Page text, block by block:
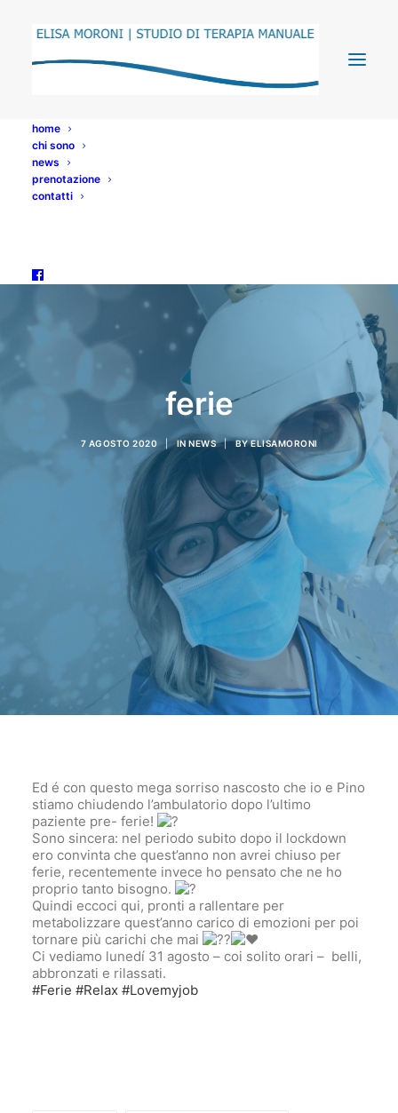
home
chi sono
news
prenotazione
contatti
ferie
7 AGOSTO 2020 IN NEWS | BYELISAMORONI
Ed é con questo mega sorriso nascosto che io e Pino
stiamo chiudendo l’ambulatorio dopo l’ultimo
paziente pre- ferie!
Sono sincera: nel periodo subito dopo il lockdown
ero convinta che quest’anno non avrei chiuso per
ferie, recentemente invece ho pensato che ne ho
proprio tanto bisogno.
Quindi eccoci qui, pronti a rallentare per
metabolizzare quest’anno carico di emozioni per poi
tornare più carichi che mai
Ci vediamo lunedí 31 agosto – coi solito orari – belli,
abbronzati e rilassati.
#Ferie #Relax #Lovemyjob